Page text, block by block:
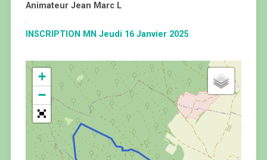
Animateur Jean Marc L
.
INSCRIPTION MN Jeudi 16 Janvier 2025
+
−